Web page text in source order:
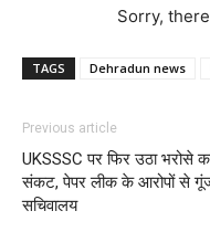
Sorry,
TAGS Dehradun news
Previous article
UKSSSC पर फिर उठा भरोसे
संकट, पेपर लीक के आरोपों से
सचिवालय